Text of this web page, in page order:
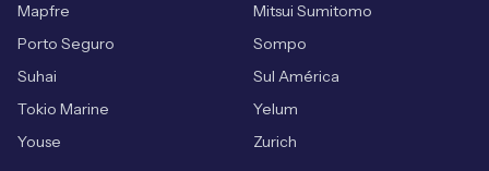
Mapfre
Mitsui Sumitomo
Porto Seguro
Sompo
Suhai
Sul América
Tokio Marine
Yelum
Youse
Zurich